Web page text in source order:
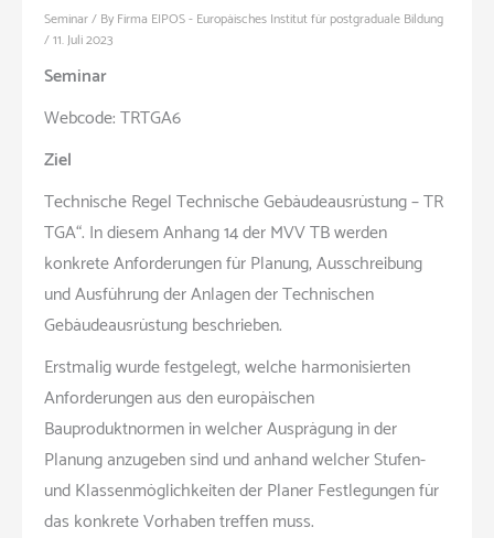
Seminar/ By Firma EIPOS - Europäisches Institut für postgraduale Bildung
/11. Juli 2023
Seminar
Webcode: TRTGA6
Ziel
Technische Regel Technische Gebäudeausrüstung – TR
TGA“. In diesem Anhang 14 der MVV TB werden
konkrete Anforderungen für Planung, Ausschreibung
und Ausführung der Anlagen der Technischen
Gebäudeausrüstung beschrieben.
Erstmalig wurde festgelegt, welche harmonisierten
Anforderungen aus den europäischen
Bauproduktnormen in welcher Ausprägung in der
Planung anzugeben sind und anhand welcher Stufen-
und Klassenmöglichkeiten der Planer Festlegungen für
das konkrete Vorhaben treffen muss.